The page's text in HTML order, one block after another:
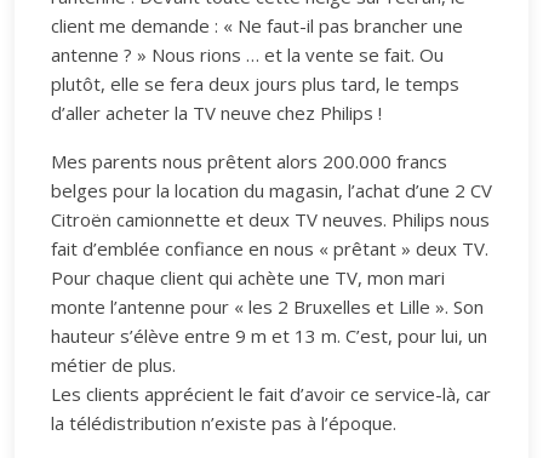
client me demande : « Ne faut-il pas brancher une
antenne ? » Nous rions … et la vente se fait. Ou
plutôt, elle se fera deux jours plus tard, le temps
d’aller acheter la TV neuve chez Philips !
Mes parents nous prêtent alors 200.000 francs
belges pour la location du magasin, l’achat d’une 2 CV
Citroën camionnette et deux TV neuves. Philips nous
fait d’emblée confiance en nous « prêtant » deux TV.
Pour chaque client qui achète une TV, mon mari
monte l’antenne pour « les 2 Bruxelles et Lille ». Son
hauteur s’élève entre 9 m et 13 m. C’est, pour lui, un
métier de plus.
Les clients apprécient le fait d’avoir ce service-là, car
la télédistribution n’existe pas à l’époque.